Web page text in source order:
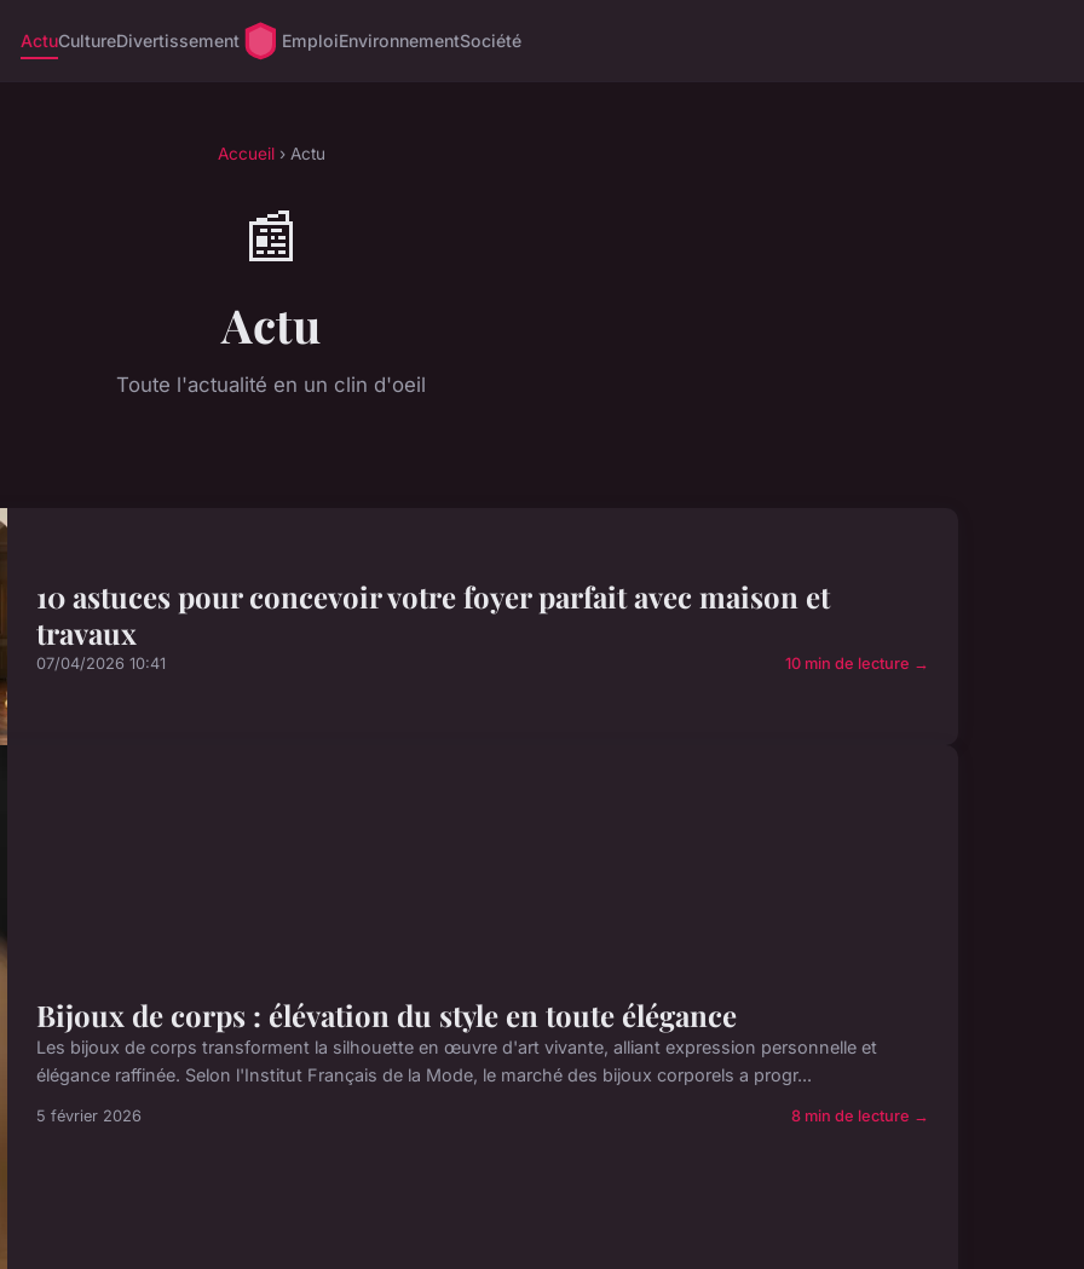
ActuCultureDivertissement EmploiEnvironnementSociété
Accueil› Actu
📰
Actu
Toute l'actualité en un clin d'oeil
10 astuces pour concevoir votre foyer parfait avec maison et
travaux
07/04/2026 10:41 10 min de lecture →
Bijoux de corps : élévation du style en toute élégance
Les bijoux de corps transforment la silhouette en œuvre d'art vivante, alliant expression personnelle et
élégance raffinée. Selon l'Institut Français de la Mode, le marché des bijoux corporels a progr...
5 février 2026 8 min de lecture →